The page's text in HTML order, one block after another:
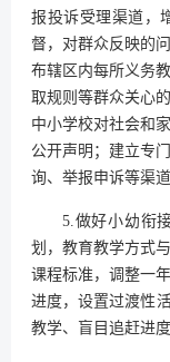
报投诉受理渠道，
督，对群众反映的
布辖区内每所义务
取规则等群众关心
中小学校对社会和
公开声明；建立专
询、举报申诉等渠道
5.做好小幼衔
划，教育教学方式
课程标准，调整一
进度，设置过渡性
教学、盲目追赶进